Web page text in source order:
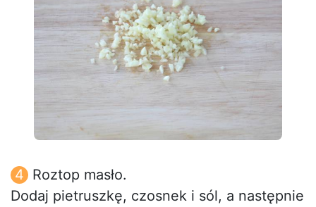
Roztop masło.
Dodaj pietruszkę, czosnek i sól, a następnie